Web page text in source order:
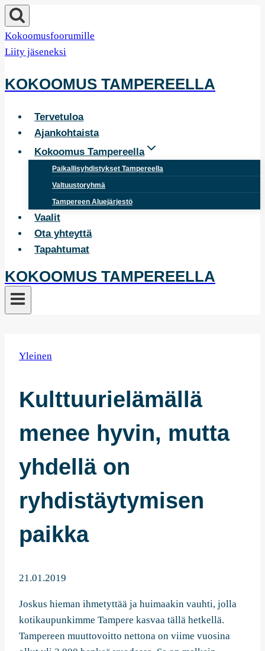
Siirry
sisältöön
Kokoomusfoorumille
Liity jäseneksi
KOKOOMUS TAMPEREELLA
Tervetuloa
Ajankohtaista
Kokoomus Tampereella
Paikallisyhdistykset Tampereella
Valtuustoryhmä
Tampereen Aluejärjestö
Vaalit
Ota yhteyttä
Tapahtumat
KOKOOMUS TAMPEREELLA
Yleinen
Kulttuurielämällä
menee hyvin, mutta
yhdellä on
ryhdistäytymisen
paikka
21.01.2019
Joskus hieman ihmetyttää ja huimaakin vauhti, jolla
kotikaupunkimme Tampere kasvaa tällä hetkellä.
Tampereen muuttovoitto nettona on viime vuosina